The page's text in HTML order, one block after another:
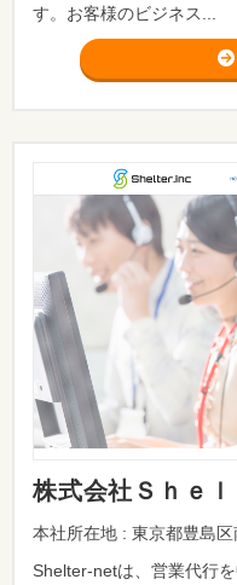
す。お客様のビジネス...
株式会社Ｓｈｅｌ
本社所在地 : 東京都豊島
Shelter-netは、営業代行